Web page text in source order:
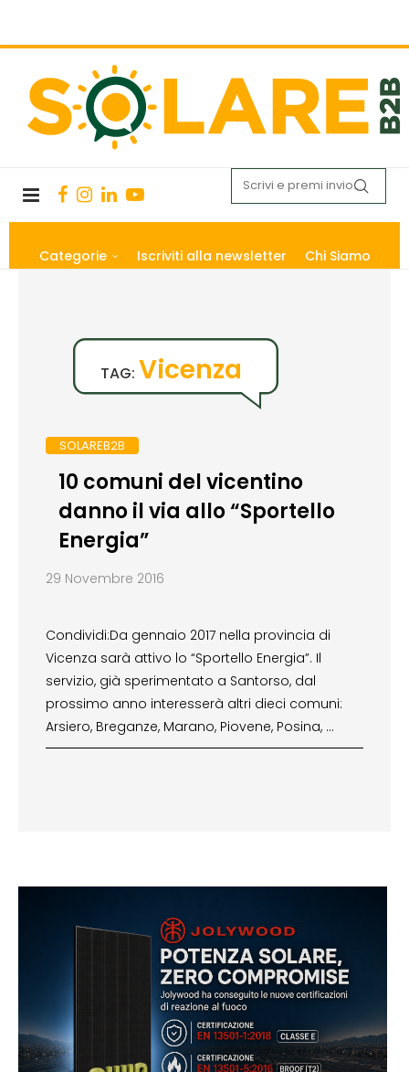
Categorie Iscriviti alla newsletter Chi Siamo
TAG: Vicenza
SOLAREB2B
10 comuni del vicentino
danno il via allo “Sportello
Energia”
29 Novembre 2016
Condividi:Da gennaio 2017 nella provincia di
Vicenza sarà attivo lo “Sportello Energia”. Il
servizio, già sperimentato a Santorso, dal
prossimo anno interesserà altri dieci comuni:
Arsiero, Breganze, Marano, Piovene, Posina, …